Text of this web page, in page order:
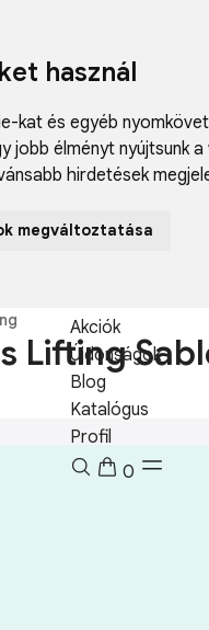
használ
kat és egyéb
jobb élményt nyújtsunk
hirdetések
megváltoztatása
Fodrászcikk
Akciók
Újdonságok
Blog
Katalógus
Profil
0
Lifting